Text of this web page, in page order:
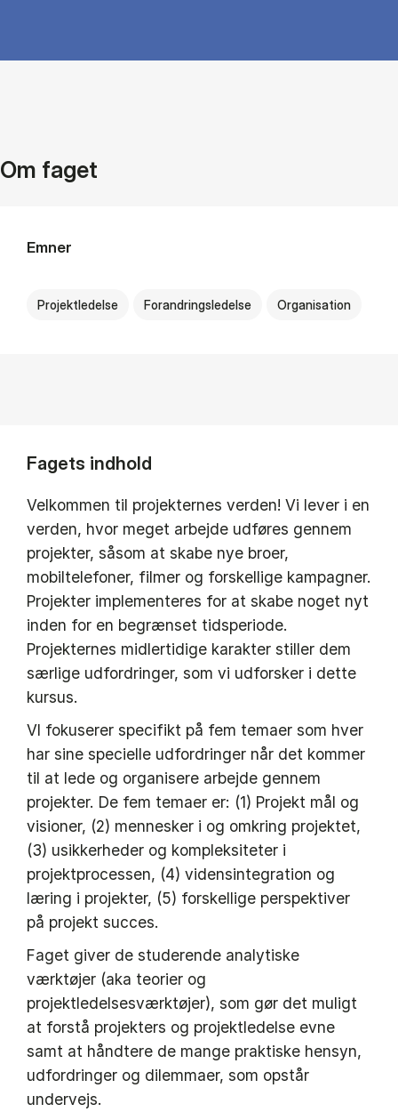
Om faget
Emner
Projektledelse Forandringsledelse Organisation
Fagets indhold
Velkommen til projekternes verden! Vi lever i en
verden, hvor meget arbejde udføres gennem
projekter, såsom at skabe nye broer,
mobiltelefoner, filmer og forskellige kampagner.
Projekter implementeres for at skabe noget nyt
inden for en begrænset tidsperiode.
Projekternes midlertidige karakter stiller dem
særlige udfordringer, som vi udforsker i dette
kursus.
VI fokuserer specifikt på fem temaer som hver
har sine specielle udfordringer når det kommer
til at lede og organisere arbejde gennem
projekter. De fem temaer er: (1) Projekt mål og
visioner, (2) mennesker i og omkring projektet,
(3) usikkerheder og kompleksiteter i
projektprocessen, (4) vidensintegration og
læring i projekter, (5) forskellige perspektiver
på projekt succes.
Faget giver de studerende analytiske
værktøjer (aka teorier og
projektledelsesværktøjer), som gør det muligt
at forstå projekters og projektledelse evne
samt at håndtere de mange praktiske hensyn,
udfordringer og dilemmaer, som opstår
undervejs.